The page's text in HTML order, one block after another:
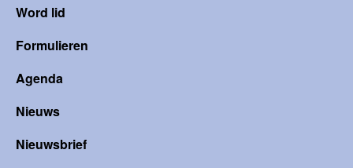
Word lid
Formulieren
Agenda
Nieuws
Nieuwsbrief